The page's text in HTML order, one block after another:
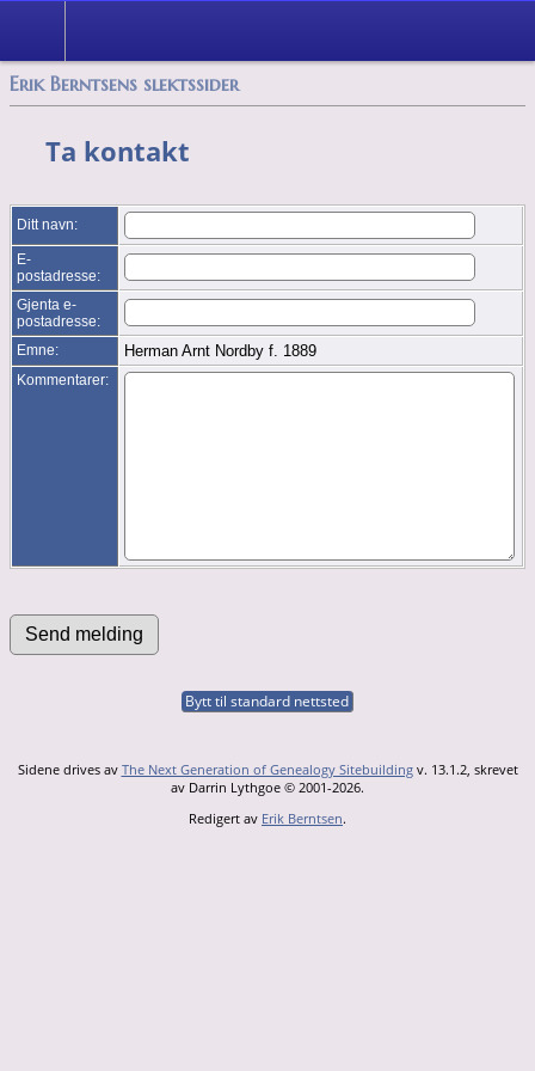
Erik Berntsens slektssider
Ta kontakt
Ditt navn:
E-
postadresse:
Gjenta e-
postadresse:
Emne:
Herman Arnt Nordby f. 1889
Kommentarer:
Bytt til standard nettsted
Sidene drives av The Next Generation of Genealogy Sitebuildingv. 13.1.2, skrevet
av Darrin Lythgoe © 2001-2026.
Redigert av Erik Berntsen.